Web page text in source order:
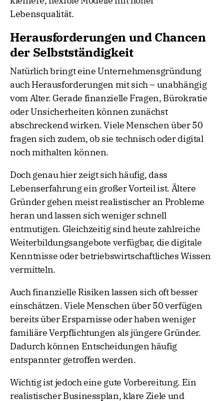
Lebensqualität.
Herausforderungen und Chancen
der Selbstständigkeit
Natürlich bringt eine Unternehmensgründung
auch Herausforderungen mit sich – unabhängig
vom Alter. Gerade finanzielle Fragen, Bürokratie
oder Unsicherheiten können zunächst
abschreckend wirken. Viele Menschen über 50
fragen sich zudem, ob sie technisch oder digital
noch mithalten können.
Doch genau hier zeigt sich häufig, dass
Lebenserfahrung ein großer Vorteil ist. Ältere
Gründer gehen meist realistischer an Probleme
heran und lassen sich weniger schnell
entmutigen. Gleichzeitig sind heute zahlreiche
Weiterbildungsangebote verfügbar, die digitale
Kenntnisse oder betriebswirtschaftliches Wissen
vermitteln.
Auch finanzielle Risiken lassen sich oft besser
einschätzen. Viele Menschen über 50 verfügen
bereits über Ersparnisse oder haben weniger
familiäre Verpflichtungen als jüngere Gründer.
Dadurch können Entscheidungen häufig
entspannter getroffen werden.
Wichtig ist jedoch eine gute Vorbereitung. Ein
realistischer Businessplan, klare Ziele und